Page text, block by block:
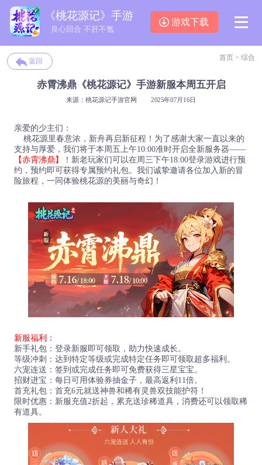
《桃花源记》手游
良心回合 不肝不氪
游戏下载
返回 首页 > 综合
赤霄沸鼎《桃花源记》手游新服本周五开启
来源：桃花源记手游官网 2025年07月16日
亲爱的少主们：
桃花源里春意浓，新舟再启新征程！为了感谢大家一直以来的
支持与厚爱，我们将于本周五上午10:00准时开启全新服务器——
【赤霄沸鼎】
！新老玩家们可以在周三下午18:00登录游戏进行预
约，预约即可获得专属预约礼包。我们诚挚邀请各位加入新的冒
险旅程，一同体验桃花源的美丽与奇幻！
新服福利：
新手礼包：登录新服即可领取，助力快速成长。
等级冲刺：达到特定等级或完成特定任务即可领取超多福利。
六宠连送：签到或完成任务即可免费获得三星宝宝。
招财进宝：每日可用体验券抽金子，最高返利11倍。
首充礼包：首充6元就送神兽和稀有灵兽双技能护符！
限时优惠：新服充值2折起，累充送珍稀道具，消费还可以领取稀
有道具。